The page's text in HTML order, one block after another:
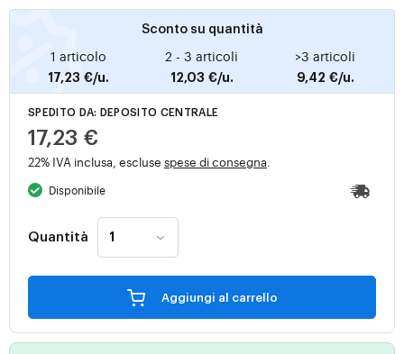
Sconto su quantità
1 articolo
17,23 €/u.
2 - 3 articoli
12,03 €/u.
>3 articoli
9,42 €/u.
SPEDITO DA: DEPOSITO CENTRALE
17,23 €
22% IVA inclusa, escluse spese di consegna
Disponibile
Quantità
Aggiungi al carrello